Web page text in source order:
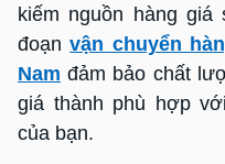
kiếm nguồn hàng
đoạnvận chuyển
Nam đảm bảo chất
giá thành phù hợp
của bạn.